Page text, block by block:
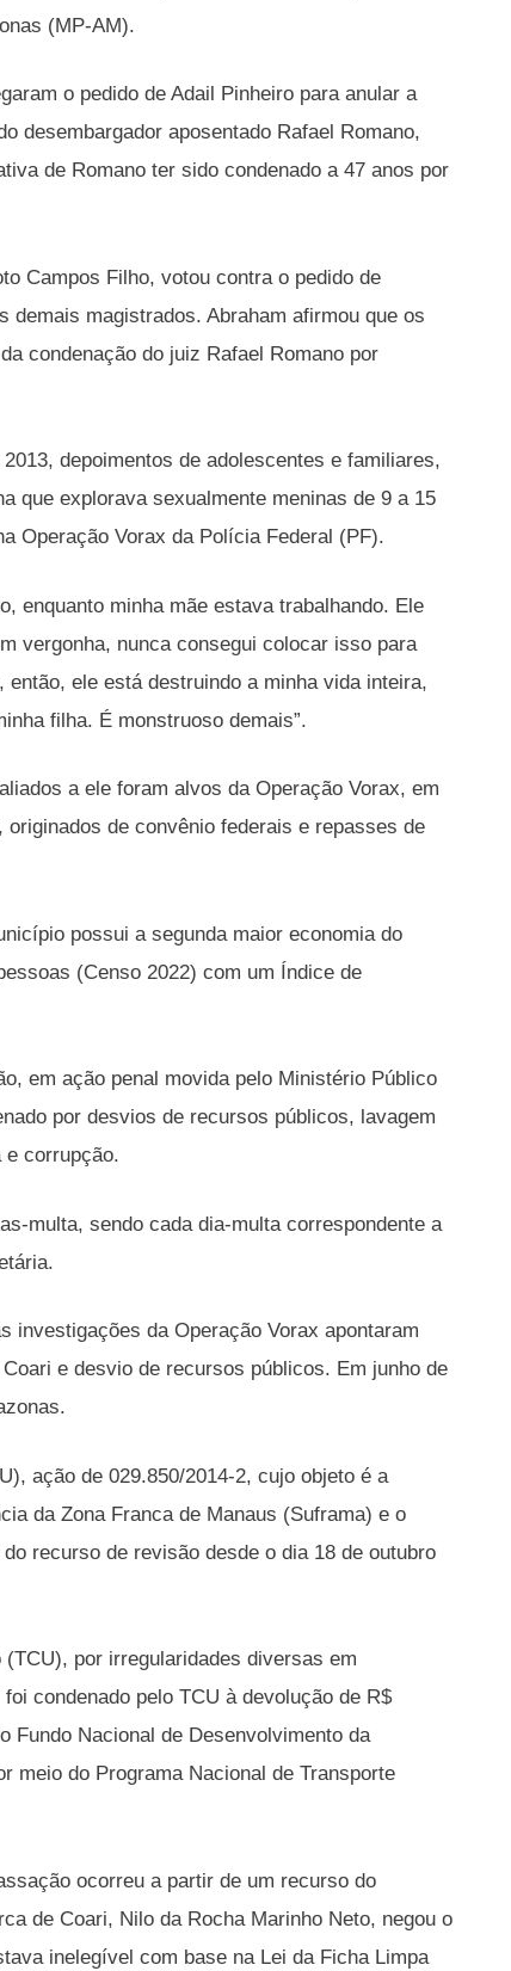
(MP-AM).
o pedido de Adail Pinheiro para anular a
desembargador aposentado Rafael Romano,
de Romano ter sido condenado a 47 anos por
Campos Filho, votou contra o pedido de
demais magistrados. Abraham afirmou que os
condenação do juiz Rafael Romano por
depoimentos de adolescentes e familiares,
que explorava sexualmente meninas de 9 a 15
Operação Vorax da Polícia Federal (PF).
enquanto minha mãe estava trabalhando. Ele
vergonha, nunca consegui colocar isso para
ele está destruindo a minha vida inteira,
filha. É monstruoso demais”.
a ele foram alvos da Operação Vorax, em
de convênio federais e repasses de
possui a segunda maior economia do
(Censo 2022) com um Índice de
em ação penal movida pelo Ministério Público
por desvios de recursos públicos, lavagem
e corrupção.
multa, sendo cada dia-multa correspondente a
investigações da Operação Vorax apontaram
e desvio de recursos públicos. Em junho de
ação de 029.850/2014-2, cujo objeto é a
da Zona Franca de Manaus (Suframa) e o
recurso de revisão desde o dia 18 de outubro
por irregularidades diversas em
condenado pelo TCU à devolução de R$
Fundo Nacional de Desenvolvimento da
meio do Programa Nacional de Transporte
ocorreu a partir de um recurso do
de Coari, Nilo da Rocha Marinho Neto, negou o
inelegível com base na Lei da Ficha Limpa